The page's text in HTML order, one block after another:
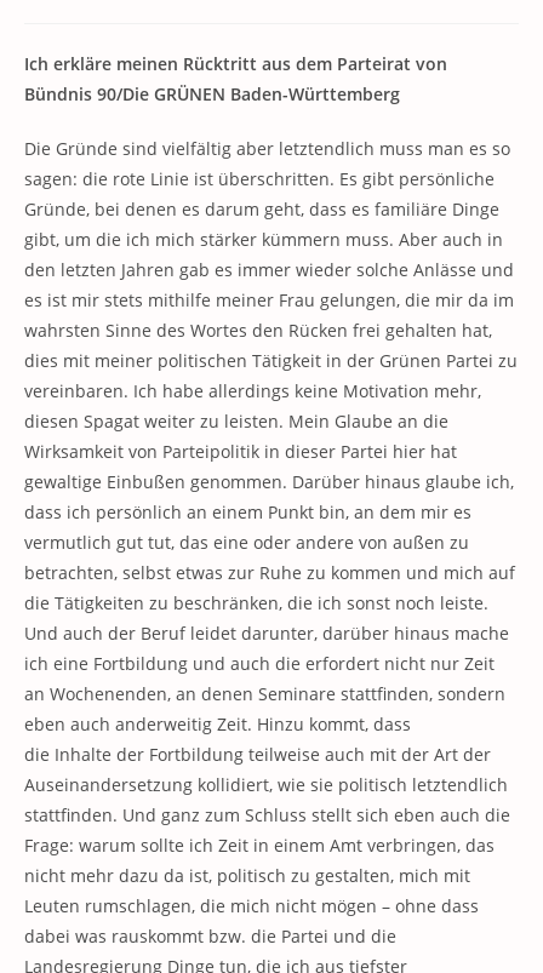
Ich erkläre meinen Rücktritt aus dem Parteirat von
Bündnis 90/Die GRÜNEN Baden-Württemberg
Die Gründe sind vielfältig aber letztendlich muss man es so
sagen: die rote Linie ist überschritten. Es gibt persönliche
Gründe, bei denen es darum geht, dass es familiäre Dinge
gibt, um die ich mich stärker kümmern muss. Aber auch in
den letzten Jahren gab es immer wieder solche Anlässe und
es ist mir stets mithilfe meiner Frau gelungen, die mir da im
wahrsten Sinne des Wortes den Rücken frei gehalten hat,
dies mit meiner politischen Tätigkeit in der Grünen Partei zu
vereinbaren. Ich habe allerdings keine Motivation mehr,
diesen Spagat weiter zu leisten. Mein Glaube an die
Wirksamkeit von Parteipolitik in dieser Partei hier hat
gewaltige Einbußen genommen. Darüber hinaus glaube ich,
dass ich persönlich an einem Punkt bin, an dem mir es
vermutlich gut tut, das eine oder andere von außen zu
betrachten, selbst etwas zur Ruhe zu kommen und mich auf
die Tätigkeiten zu beschränken, die ich sonst noch leiste.
Und auch der Beruf leidet darunter, darüber hinaus mache
ich eine Fortbildung und auch die erfordert nicht nur Zeit
an Wochenenden, an denen Seminare stattfinden, sondern
eben auch anderweitig Zeit. Hinzu kommt, dass
die Inhalte der Fortbildung teilweise auch mit der Art der
Auseinandersetzung kollidiert, wie sie politisch letztendlich
stattfinden. Und ganz zum Schluss stellt sich eben auch die
Frage: warum sollte ich Zeit in einem Amt verbringen, das
nicht mehr dazu da ist, politisch zu gestalten, mich mit
Leuten rumschlagen, die mich nicht mögen – ohne dass
dabei was rauskommt bzw. die Partei und die
Landesregierung Dinge tun, die ich aus tiefster